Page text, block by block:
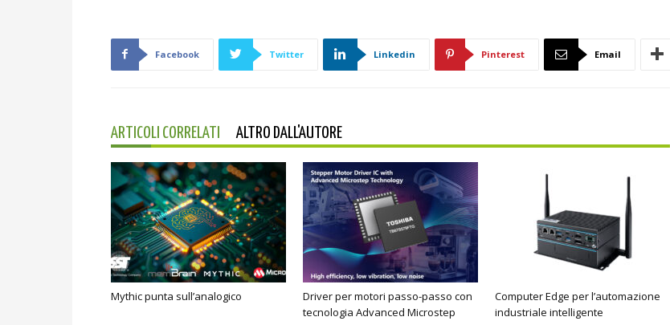
Facebook Twitter Linkedin Pinterest Email
ARTICOLI CORRELATI ALTRO DALL'AUTORE
Mythic punta sull’analogico
Driver per motori passo-passo con
tecnologia Advanced Microstep
Computer Edge per l’automazione
industriale intelligente